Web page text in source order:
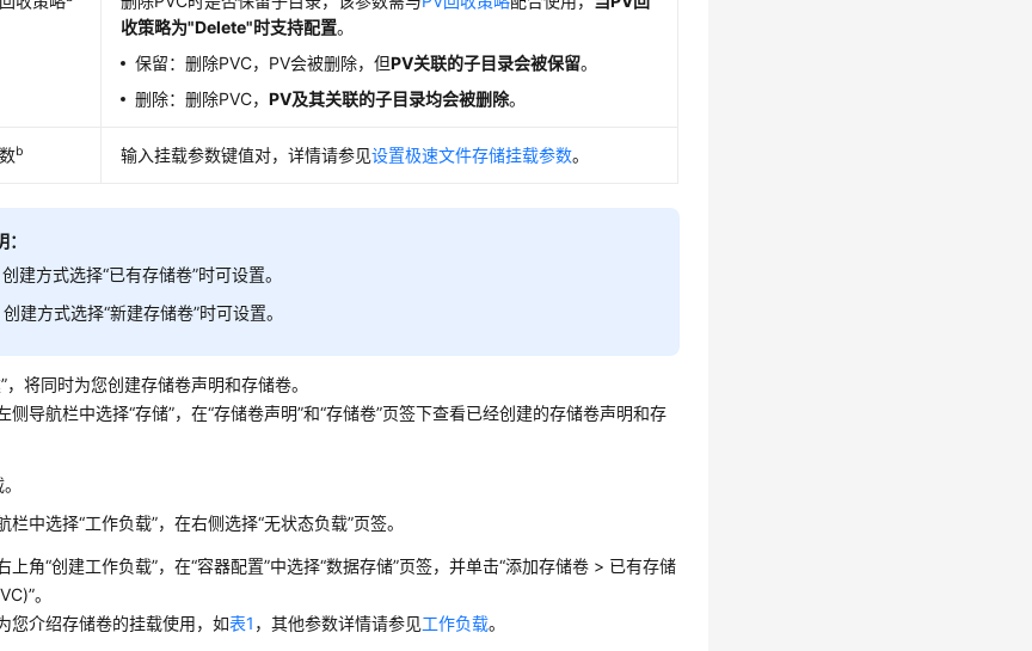
收策略为"Delete"时支持配置。
保留：删除PVC，PV会被删除，但PV关联的子目录会被保留。
删除：删除PVC，PV及其关联的子目录均会被删除。
b 输入挂载参数键值对，详情请参见设置极速文件存储挂载参数。
建方式选择“已有存储卷”时可设置。
建方式选择“新建存储卷”时可设置。
，将同时为您创建存储卷声明和存储卷。
侧导航栏中选择“存储”，在“存储卷声明”和“存储卷”页签下查看已经创建的存储卷声明和存
栏中选择“工作负载”，在右侧选择“无状态负载”页签。
上角“创建工作负载”，在“容器配置”中选择“数据存储”页签，并单击“添加存储卷 > 已有存储
。
您介绍存储卷的挂载使用，如表1 ，其他参数详情请参见工作负载。